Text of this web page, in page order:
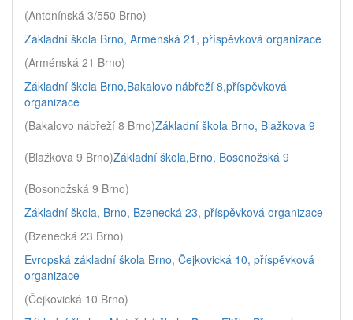
(Antonínská 3/550 Brno)
Základní škola Brno, Arménská 21, příspěvková organizace
(Arménská 21 Brno)
Základní škola Brno,Bakalovo nábřeží 8,příspěvková
organizace
(Bakalovo nábřeží 8 Brno)Základní škola Brno, Blažkova 9
(Blažkova 9 Brno)Základní škola,Brno, Bosonožská 9
(Bosonožská 9 Brno)
Základní škola, Brno, Bzenecká 23, příspěvková organizace
(Bzenecká 23 Brno)
Evropská základní škola Brno, Čejkovická 10, příspěvková
organizace
(Čejkovická 10 Brno)